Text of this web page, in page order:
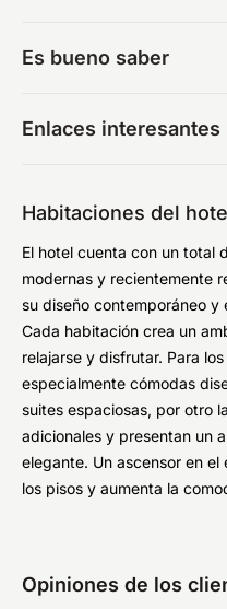
Es bueno saber
Enlaces interesantes
Habitaciones del
El hotel cuenta con un total
modernas y recientemente
su diseño contemporáneo
Cada habitación crea un
relajarse y disfrutar. Para
especialmente cómodas
suites espaciosas, por otro
adicionales y presentan un
elegante. Un ascensor en
los pisos y aumenta la
Opiniones de los